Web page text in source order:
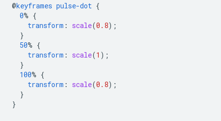
@keyframes pulse-dot {
0% {
transform : scale(0.8);
}
50% {
transform : scale(1 );
}
100% {
transform : scale(0.8);
}
}